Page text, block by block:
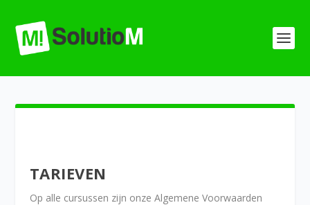
TARIEVEN
Op alle cursussen zijn onze Algemene Voorwaarden